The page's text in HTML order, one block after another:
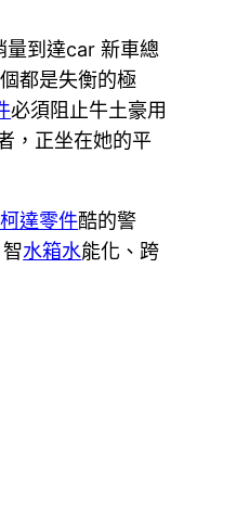
量到達car 新車總
都是失衡的極
必須阻止牛土豪用
，正坐在她的平
達零件酷的警
水箱水能化、跨